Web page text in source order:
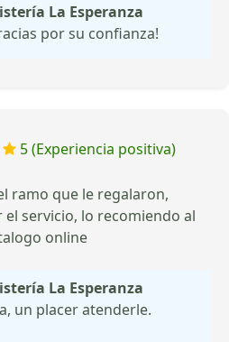
La Esperanza
por su confianza!
5 (Experiencia positiva)
ramo que le regalaron,
servicio, lo recomiendo al
online
La Esperanza
un placer atenderle.